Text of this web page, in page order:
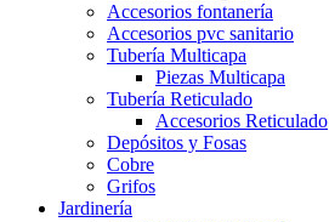
Accesorios fontanería
Accesorios pvc sanitario
Tubería Multicapa
Piezas Multicapa
Tubería Reticulado
Accesorios Reticulado
Depósitos y Fosas
Cobre
Grifos
Jardinería